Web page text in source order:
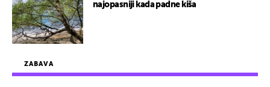
ZABAVA
najopasniji kada padne kiša